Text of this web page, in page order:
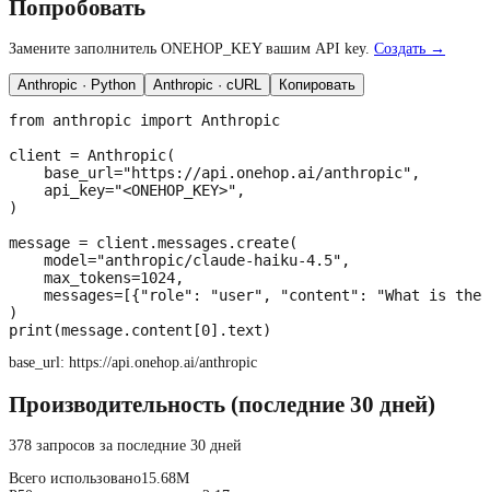
Попробовать
Замените заполнитель ONEHOP_KEY вашим API key. Создать →
Anthropic · Python Anthropic · cURL Копировать
from anthropic import Anthropic
client = Anthropic(
    base_url="https://api.onehop.ai/anthropic",
    api_key="<ONEHOP_KEY>",
)
message = client.messages.create(
    model="anthropic/claude-haiku-4.5",
    max_tokens=1024,
messages=[{"role": "user", "content": "What is the
)
print(message.content[0].text)
base_url: https://api.onehop.ai/anthropic
Производительность (последние 30 дней)
378 запросов за последние 30 дней
Всего использовано15.68M